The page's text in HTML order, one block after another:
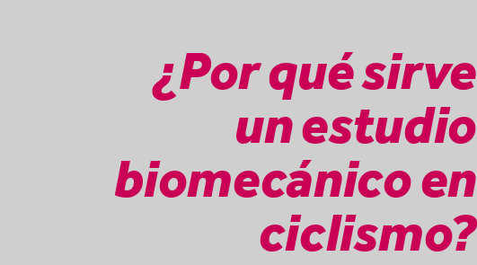
¿Por qué sirve
un estudio
biomecánico en
ciclismo?